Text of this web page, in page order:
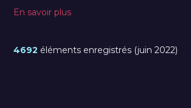
En savoir plus
4692 éléments enregistrés (juin 2022)